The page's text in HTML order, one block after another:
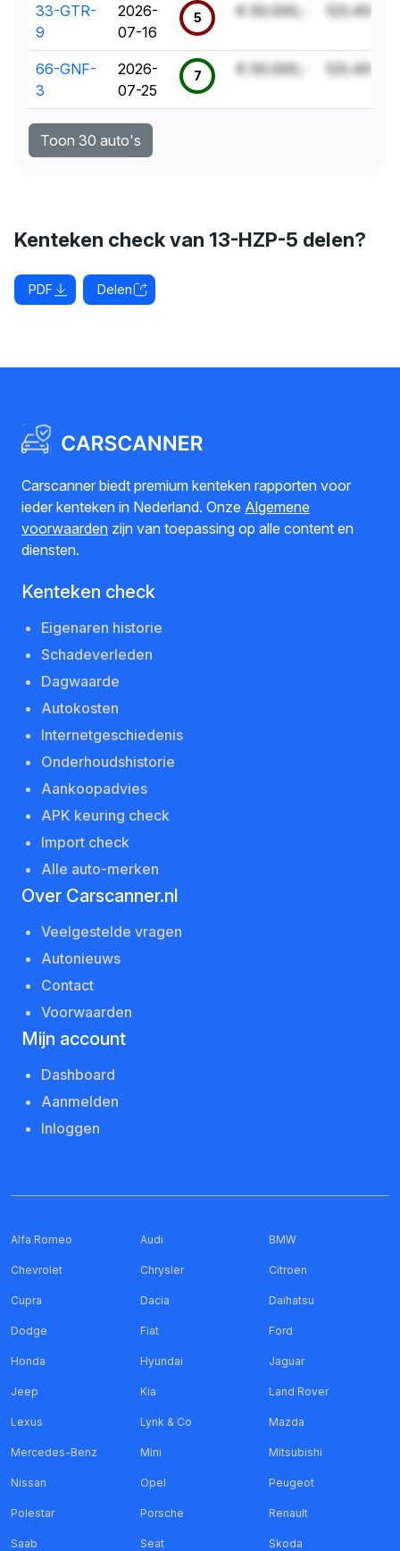
33-GTR-
9
2026-
07-16
5 € 00.000,- 123.456 km
66-GNF-
3
2026-
07-25
7 € 00.000,- 123.456 km
Toon 30 auto's
Kenteken check van 13-HZP-5 delen?
PDF Delen
Carscanner biedt premium kenteken rapporten voor
ieder kenteken in Nederland. Onze Algemene
voorwaarden zijn van toepassing op alle content en
diensten.
Kenteken check
Eigenaren historie
Schadeverleden
Dagwaarde
Autokosten
Internetgeschiedenis
Onderhoudshistorie
Aankoopadvies
APK keuring check
Import check
Alle auto-merken
Over Carscanner.nl
Veelgestelde vragen
Autonieuws
Contact
Voorwaarden
Mijn account
Dashboard
Aanmelden
Inloggen
Alfa Romeo Audi BMW
Chevrolet Chrysler Citroen
Cupra Dacia Daihatsu
Dodge Fiat Ford
Honda Hyundai Jaguar
Jeep Kia Land Rover
Lexus Lynk & Co Mazda
Mercedes-Benz Mini Mitsubishi
Nissan Opel Peugeot
Polestar Porsche Renault
Saab Seat Skoda